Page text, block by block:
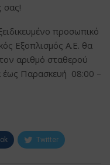
σας!
προσωπικό
Εξοπλισμός Α.Ε. θα
αριθμό σταθερού
Παρασκευή 08:00 –
Twitter